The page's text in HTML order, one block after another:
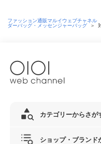
ファッション通販マルイウェブチャネル
ダーバッグ・メッセンジャーバッグ
＞
カテゴリーからさが
ショップ・ブランド